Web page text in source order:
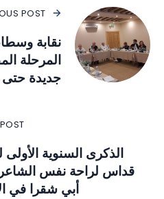
POST
نقابة
المرحلة
جديدة حتى 2027
الذكرى السنوية الأولى
قداس لراحة نفس
أبي شقرا في